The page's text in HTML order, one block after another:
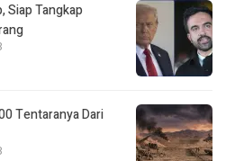
Siap Tangkap
Tentaranya Dari